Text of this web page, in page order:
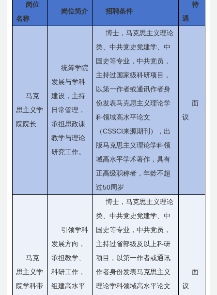
岗位
名称
岗位简介 招聘条件
待
遇
马克
思主义学
院院长
统筹学院
发展与学科
建设，主持
日常管理，
承担思政课
教学与理论
研究工作。
博士，马克思主义理论
类、中共党史党建学、中
国史等专业，中共党员，
主持过国家级科研项目，
以第一作者或通讯作者身
份发表马克思主义理论学
科领域高水平论文
（CSSCI来源期刊），出
版马克思主义理论学科领
域高水平学术著作，具有
正高级职称者，年龄不超
过50周岁
面
议
马克
思主义学
院学科带
引领学科
发展方向，
承担教学、
科研工作，
组建高水平
博士，马克思主义理论
类、中共党史党建学、中
国史等专业，中共党员，
主持过省部级及以上科研
项目，以第一作者或通讯
作者身份发表马克思主义
理论学科领域高水平论文
面
议